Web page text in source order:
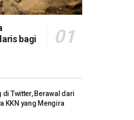
bagi
Twitter, Berawal dari
KKN yang Mengira